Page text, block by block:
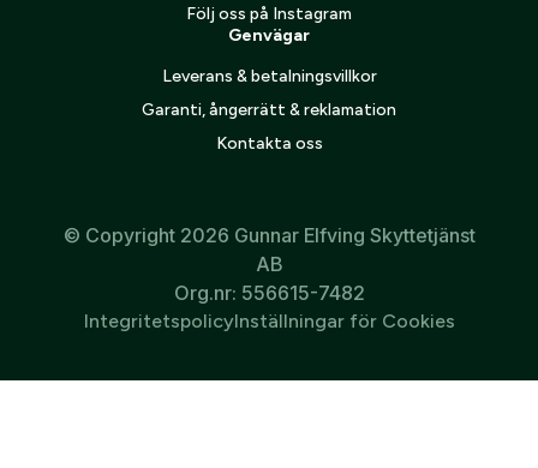
Blaser ljuddämparskydd big
Ballistol ljuddämparrengöring
500 ml
259kr
Följ oss på Instagram
Genvägar
Leverans & betalningsvillkor
Garanti, ångerrätt & reklamation
Kontakta oss
© Copyright 2026 Gunnar Elfving Skyttetjänst
AB
Org.nr: 556615-7482
IntegritetspolicyInställningar för Cookies